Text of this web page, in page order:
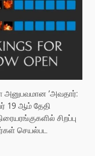
அனுபவமான ’அவதார்:
19 ஆம் தேதி
சிறப்பு
செயல்பட